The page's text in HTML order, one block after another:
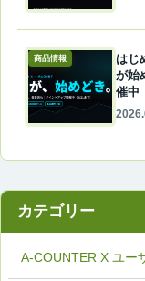
商品情報
はじ
が始
催中
カテゴリー
A-COUNTER X ユー